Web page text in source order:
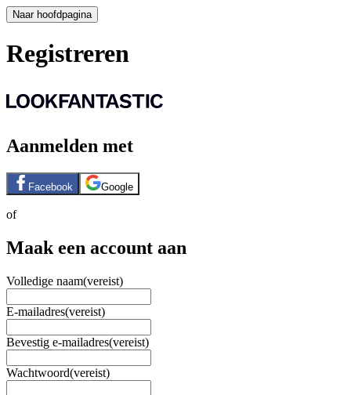
Naar hoofdpagina
Registreren
Aanmelden met
Facebook Google
of
Maak een account aan
Volledige naam(vereist)
E-mailadres(vereist)
Bevestig e-mailadres(vereist)
Wachtwoord(vereist)